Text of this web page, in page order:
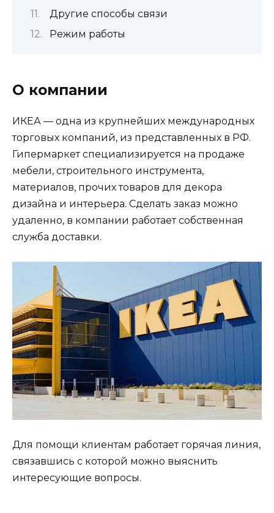
Другие способы связи
Режим работы
О компании
ИКЕА — одна из крупнейших международных
торговых компаний, из представленных в РФ.
Гипермаркет специализируется на продаже
мебели, строительного инструмента,
материалов, прочих товаров для декора
дизайна и интерьера. Сделать заказ можно
удаленно, в компании работает собственная
служба доставки.
Для помощи клиентам работает горячая линия,
связавшись с которой можно выяснить
интересующие вопросы.